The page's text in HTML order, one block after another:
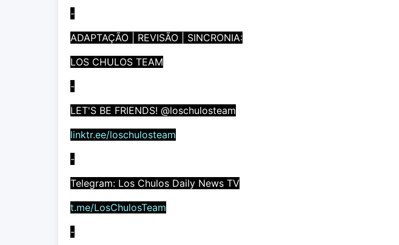
-
ADAPTAÇÃO | REVISÃO | SINCRONIA:
LOS CHULOS TEAM
-
LET'S BE FRIENDS! @loschulosteam
linktr.ee/loschulosteam
-
Telegram: Los Chulos Daily News TV
t.me/LosChulosTeam
-